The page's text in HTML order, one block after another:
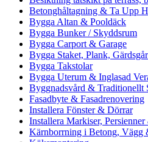
Betonghåltagning & Ta Upp
Bygga Altan & Pooldäck
Bygga Bunker / Skyddsrum
Bygga Carport & Garage
Bygga Staket, Plank,
Bygga Takstolar
Bygga Uterum & Inglasad
Byggnadsvård & Traditionellt
Fasadbyte & Fasadrenovering
Installera Fönster & Dörrar
Installera Markiser,
Kärnborrning i Betong, Vägg